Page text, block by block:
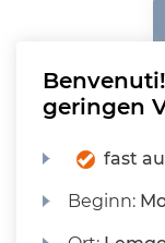
geringen
fast
Beginn: